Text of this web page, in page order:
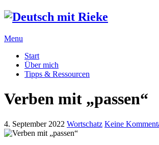
Menu
Start
Über mich
Tipps & Ressourcen
Verben mit „passen“
4. September 2022 Wortschatz Keine